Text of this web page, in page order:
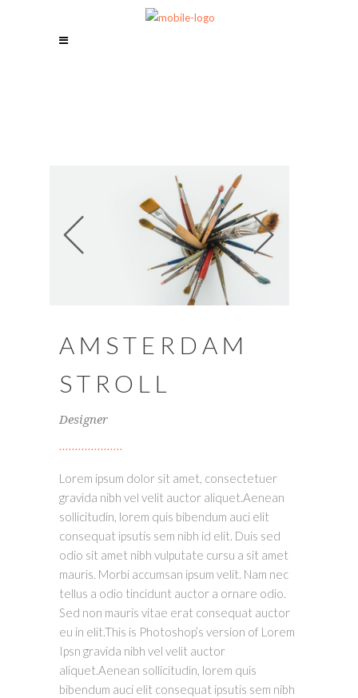
AMSTERDAM
STROLL
Designer
Lorem ipsum dolor sit amet, consectetuer
gravida nibh vel velit auctor aliquet.Aenean
sollicitudin, lorem quis bibendum auci elit
consequat ipsutis sem nibh id elit. Duis sed
odio sit amet nibh vulputate cursu a sit amet
mauris. Morbi accumsan ipsum velit. Nam nec
tellus a odio tincidunt auctor a ornare odio.
Sed non mauris vitae erat consequat auctor
eu in elit.This is Photoshop’s version of Lorem
Ipsn gravida nibh vel velit auctor
aliquet.Aenean sollicitudin, lorem quis
bibendum auci elit consequat ipsutis sem nibh